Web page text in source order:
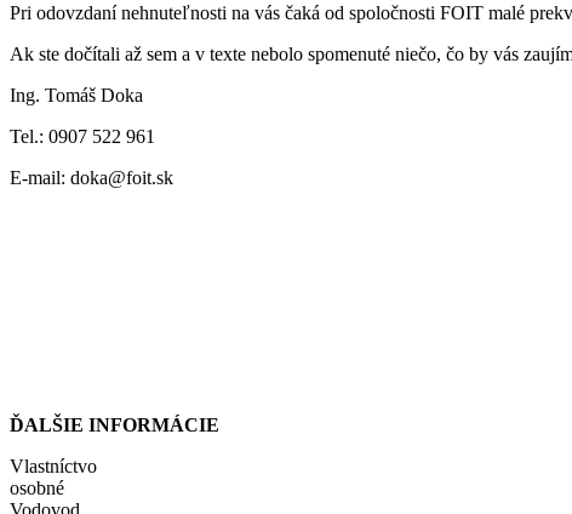
Pri odovzdaní nehnuteľnosti na vás čaká od spoločnosti FOIT malé
Ak ste dočítali až sem a v texte nebolo spomenuté niečo, čo by vás
Ing. Tomáš Doka
Tel.: 0907 522 961
E-mail: doka@foit.sk
ĎALŠIE INFORMÁCIE
Vlastníctvo
osobné
Vodovod